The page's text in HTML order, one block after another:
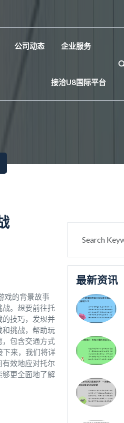
公司动态 企业服务
接洽U8国际平台
戏的背景故事
。想要前往托
技巧，发现并
挑战，帮助玩
包含交通方式
下来，我们将详
效地应对托尔
够更全面地了解
最新资讯